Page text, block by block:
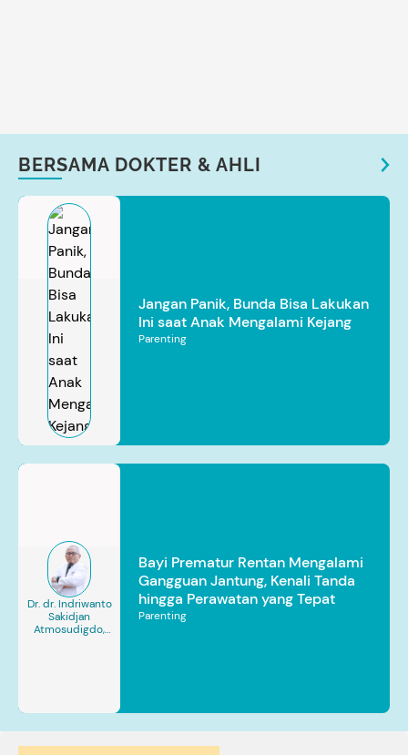
BERSAMA DOKTER & AHLI
Jangan Panik, Bunda Bisa Lakukan
Ini saat Anak Mengalami Kejang
Parenting
Dr. dr. Indriwanto
Sakidjan
Atmosudigdo,
Bayi Prematur Rentan Mengalami
Gangguan Jantung, Kenali Tanda
hingga Perawatan yang Tepat
Parenting